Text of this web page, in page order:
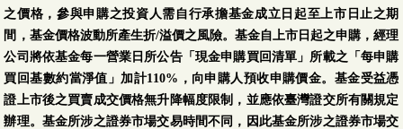
之價格，參與申購之投資人需自行承擔基金成立日起至上市日止之期
間，基金價格波動所產生折/溢價之風險。基金自上市日起之申購，經理
公司將依基金每一營業日所公告「現金申購買回清單」所載之「每申購
買回基數約當淨值」加計110%，向申購人預收申購價金。基金受益憑
證上市後之買賣成交價格無升降幅度限制，並應依臺灣證交所有關規定
辦理。基金所涉之證券市場交易時間不同，因此基金所涉之證券市場交